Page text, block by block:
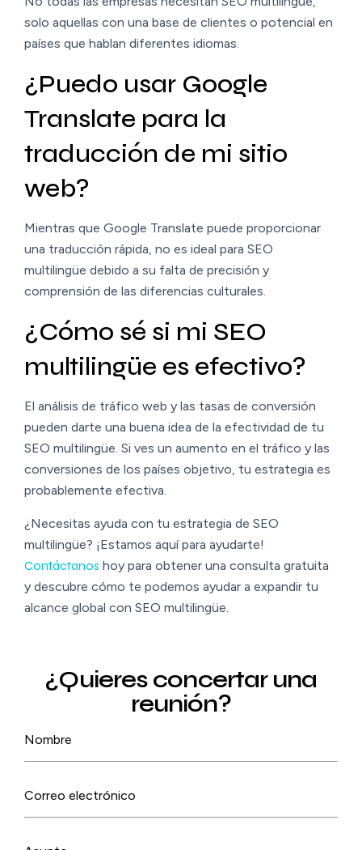
solo aquellas con una base de clientes o potencial en
países que hablan diferentes idiomas.
¿Puedo usar Google
Translate para la
traducción de mi sitio
web?
Mientras que Google Translate puede proporcionar
una traducción rápida, no es ideal para SEO
multilingüe debido a su falta de precisión y
comprensión de las diferencias culturales.
¿Cómo sé si mi SEO
multilingüe es efectivo?
El análisis de tráfico web y las tasas de conversión
pueden darte una buena idea de la efectividad de tu
SEO multilingüe. Si ves un aumento en el tráfico y las
conversiones de los países objetivo, tu estrategia es
probablemente efectiva.
¿Necesitas ayuda con tu estrategia de SEO
multilingüe? ¡Estamos aquí para ayudarte!
Contáctanos hoy para obtener una consulta gratuita
y descubre cómo te podemos ayudar a expandir tu
alcance global con SEO multilingüe.
¿Quieres concertar una
reunión?